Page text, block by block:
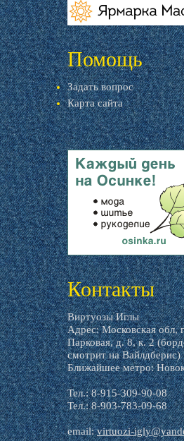
livemaster.ru
Помощь
Задать вопрос
Карта сайта
livemaster.ru
Контакты
Виртуозы Иглы
Адрес: Московская обл,
Парковая, д. 8, к. 2
смотрит на Вайлдберис)
Ближайшее метро:
Тел.: 8-915-309-90-08
Тел.: 8-903-783-09-68
email:virtuozi-